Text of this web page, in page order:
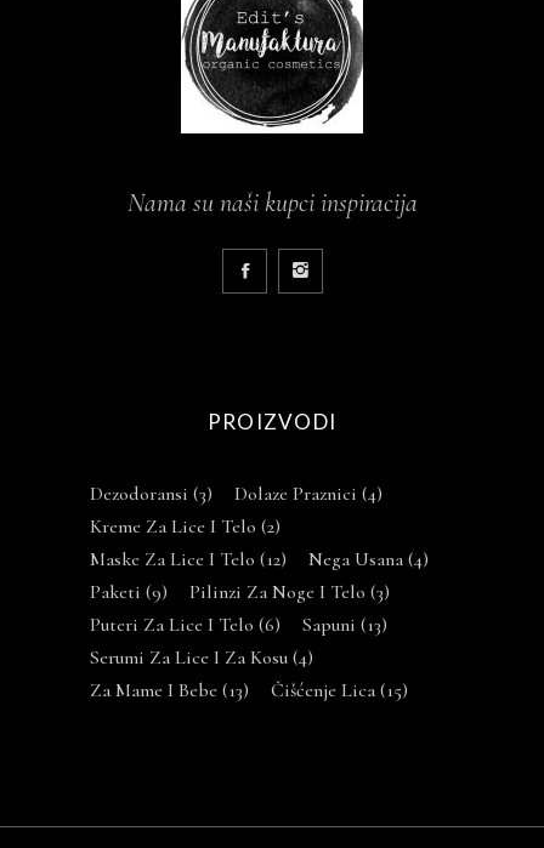
Nama su naši kupci inspiracija
PROIZVODI
Dezodoransi (3) Dolaze Praznici (4)
Kreme Za Lice I Telo (2)
Maske Za Lice I Telo (12) Nega Usana (4)
Paketi (9) Pilinzi Za Noge I Telo (3)
Puteri Za Lice I Telo (6) Sapuni (13)
Serumi Za Lice I Za Kosu (4)
Za Mame I Bebe (13) Čišćenje Lica (15)